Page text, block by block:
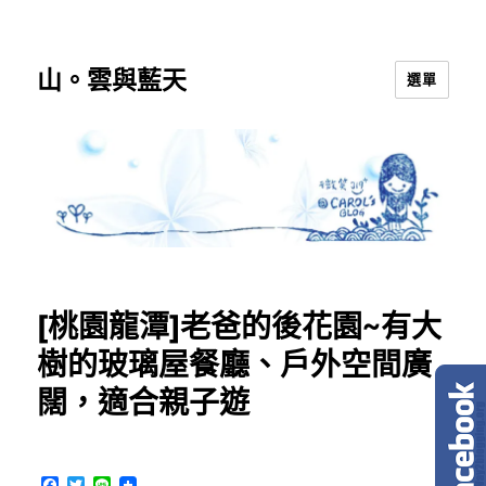
山。雲與藍天 選單
[桃園龍潭]老爸的後花園~有大
樹的玻璃屋餐廳、戶外空間廣
闊，適合親子遊